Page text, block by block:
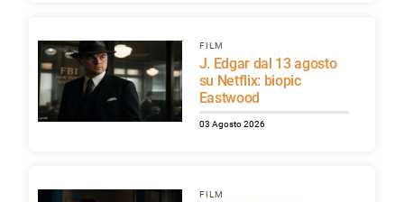
FILM
J. Edgar dal 13 agosto
su Netflix: biopic
Eastwood
03 Agosto 2026
FILM